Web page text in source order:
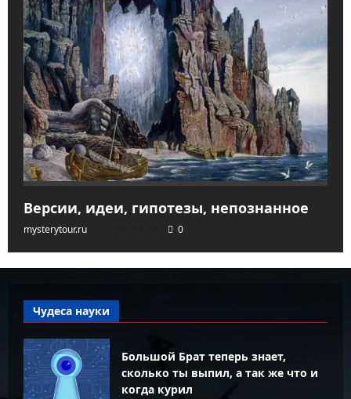
Версии, идеи, гипотезы, непознанное
mysterytour.ru 0
Чудеса науки
Большой Брат теперь знает,
сколько ты выпил, а так же что и
когда курил